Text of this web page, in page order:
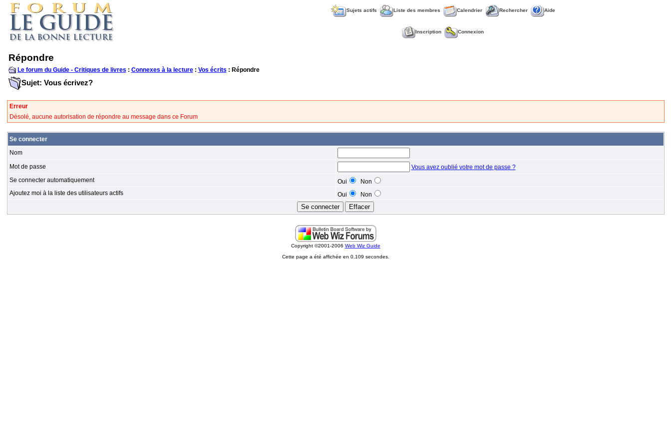
Sujets actifs Liste des membres Calendrier Rechercher Aide
Inscription Connexion
Répondre
Le forum du Guide - Critiques de livres : Connexes à la lecture: Vos écrits : Répondre
Sujet: Vous écrivez?
Erreur
Désolé, aucune autorisation de répondre au message dans ce Forum
Se connecter
Nom
Mot de passe
Vous avez oublié votre mot de passe ?
Se connecter automatiquement
Oui
Non
Ajoutez moi à la liste des utilisateurs actifs
Oui Non
Copyright ©2001-2006 Web Wiz Guide
Cette page a été affichée en 0.109 secondes.